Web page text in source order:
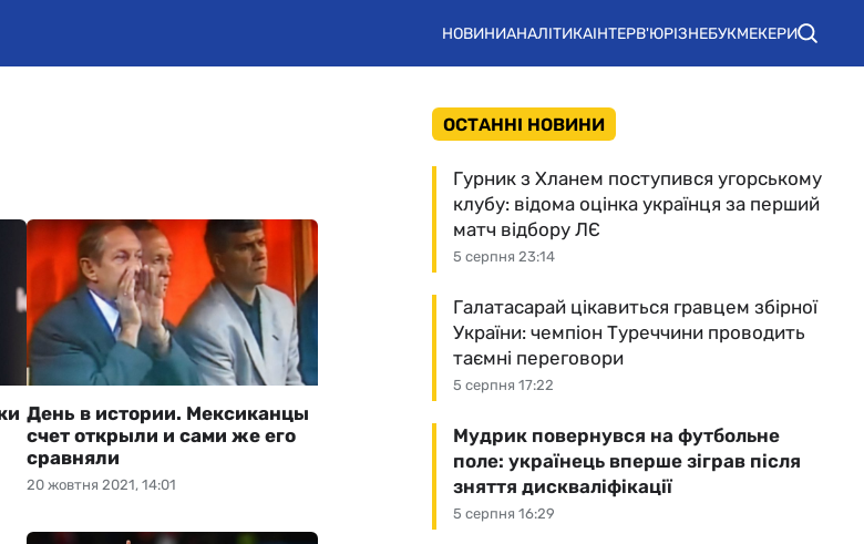
НОВИНИАНАЛІТИКАІНТЕРВ'ЮРІЗНЕБУКМЕКЕРИ
20 жовтня 2021, 14:01
День в истории. Мексиканцы
счет открыли и сами же его
сравняли
ОСТАННІ НОВИНИ
5 серпня 23:14
Гурник з Хланем поступився угорському
клубу: відома оцінка українця за перший
матч відбору ЛЄ
5 серпня 17:22
Галатасарай цікавиться гравцем збірної
України: чемпіон Туреччини проводить
таємні переговори
5 серпня 16:29
Мудрик повернувся на футбольне
поле: українець вперше зіграв після
зняття дискваліфікації